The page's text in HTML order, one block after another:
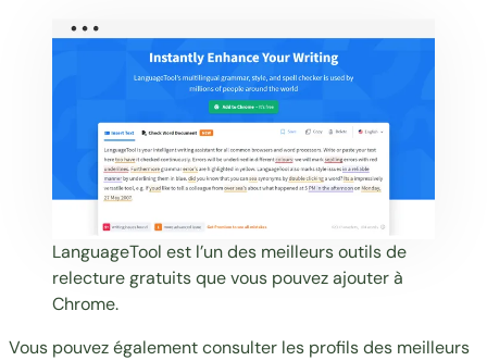
LanguageTool est l’un des meilleurs outils de
relecture gratuits que vous pouvez ajouter à
Chrome.
Vous pouvez également consulter les profils des meilleurs